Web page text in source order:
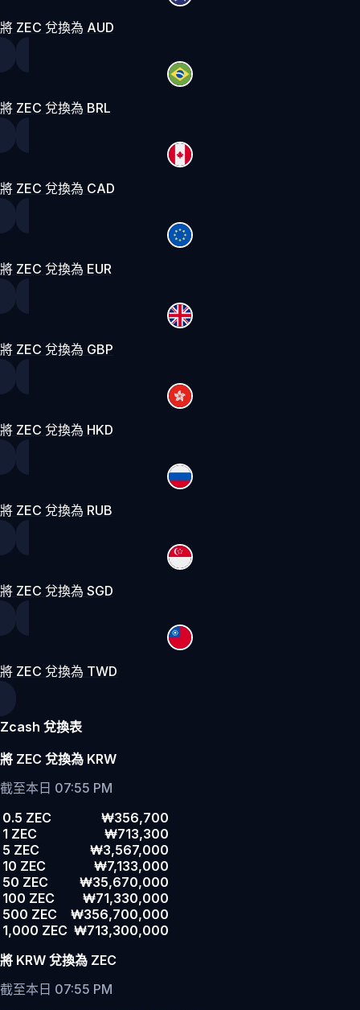
將 ZEC 兌換為 AUD
將 ZEC 兌換為 BRL
將 ZEC 兌換為 CAD
將 ZEC 兌換為 EUR
將 ZEC 兌換為 GBP
將 ZEC 兌換為 HKD
將 ZEC 兌換為 RUB
將 ZEC 兌換為 SGD
將 ZEC 兌換為 TWD
Zcash 兌換表
將 ZEC 兌換為 KRW
截至本日 07:55 PM
0.5 ZEC
₩356,700
1 ZEC
₩713,300
5 ZEC
₩3,567,000
10 ZEC
₩7,133,000
50 ZEC
₩35,670,000
100 ZEC
₩71,330,000
500 ZEC
₩356,700,000
1,000 ZEC ₩713,300,000
將 KRW 兌換為 ZEC
截至本日 07:55 PM